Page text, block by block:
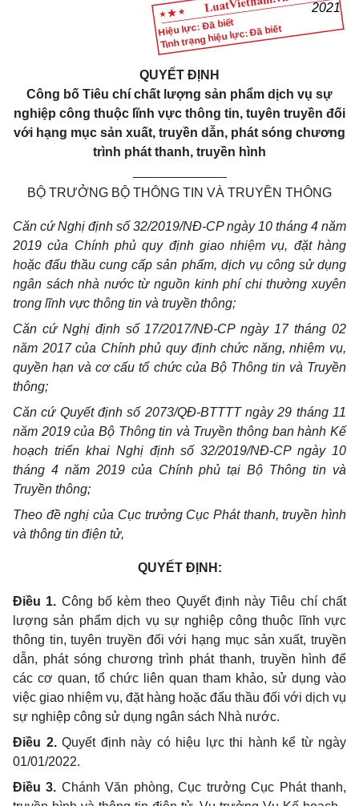
Hiệu lực: Đã biết
Tình trạng hiệu lực: Đã biết
2021
QUYẾT ĐỊNH
Công bố Tiêu chí chất lượng sản phẩm dịch vụ sự
nghiệp công thuộc lĩnh vực thông tin, tuyên truyền đối
với hạng mục sản xuất, truyền dẫn, phát sóng chương
trình phát thanh, truyền hình
BỘ TRƯỞNG BỘ THÔNG TIN VÀ TRUYỀN THÔNG
Căn cứ Nghị định số 32/2019/NĐ-CP ngày 10 tháng 4 năm
2019 của Chính phủ quy định giao nhiệm vụ, đặt hàng
hoặc đấu thầu cung cấp sản phẩm, dịch vụ công sử dụng
ngân sách nhà nước từ nguồn kinh phí chi thường xuyên
trong lĩnh vực thông tin và truyền thông;
Căn cứ Nghị định số 17/2017/NĐ-CP ngày 17 tháng 02
năm 2017 của Chính phủ quy định chức năng, nhiệm vụ,
quyền hạn và cơ cấu tổ chức của Bộ Thông tin và Truyền
thông;
Căn cứ Quyết định số 2073/QĐ-BTTTT ngày 29 tháng 11
năm 2019 của Bộ Thông tin và Truyền thông ban hành Kế
hoạch triển khai Nghị định số 32/2019/NĐ-CP ngày 10
tháng 4 năm 2019 của Chính phủ tại Bộ Thông tin và
Truyền thông;
Theo đề nghị của Cục trưởng Cục Phát thanh, truyền hình
và thông tin điện tử,
QUYẾT ĐỊNH:
Điều 1. Công bố kèm theo Quyết định này Tiêu chí chất
lượng sản phẩm dịch vụ sự nghiệp công thuộc lĩnh vực
thông tin, tuyên truyền đối với hạng mục sản xuất, truyền
dẫn, phát sóng chương trình phát thanh, truyền hình để
các cơ quan, tổ chức liên quan tham khảo, sử dụng vào
việc giao nhiệm vụ, đặt hàng hoặc đấu thầu đối với dịch vụ
sự nghiệp công sử dụng ngân sách Nhà nước.
Điều 2. Quyết định này có hiệu lực thi hành kể từ ngày
01/01/2022.
Điều 3. Chánh Văn phòng, Cục trưởng Cục Phát thanh,